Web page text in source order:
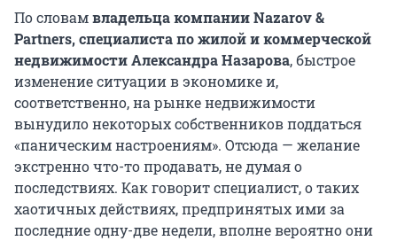
По словамвладельца компании Nazarov &
Partners, специалиста по жилой и коммерческой
недвижимости Александра Назарова, быстрое
изменение ситуации в экономике и,
соответственно, на рынке недвижимости
вынудило некоторых собственников поддаться
«паническим настроениям». Отсюда — желание
экстренно что-то продавать, не думая о
последствиях. Как говорит специалист, о таких
хаотичных действиях, предпринятых ими за
последние одну-две недели, вполне вероятно они